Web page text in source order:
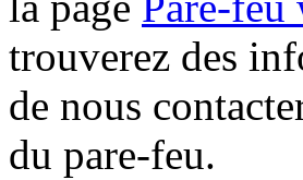
trouverez des
de nous
du pare-feu.